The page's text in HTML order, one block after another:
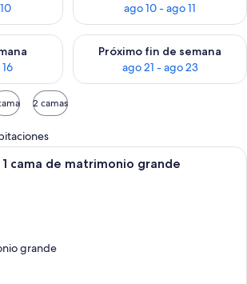
ago 10 - ago 11
para este fin de semana, ago 14 -
Próximo fin de semana
ago 21 - ago 23
Consulta la disponibilidad
2 camas
Habitación de hotel con una cama
cama de matrimonio grande
grande